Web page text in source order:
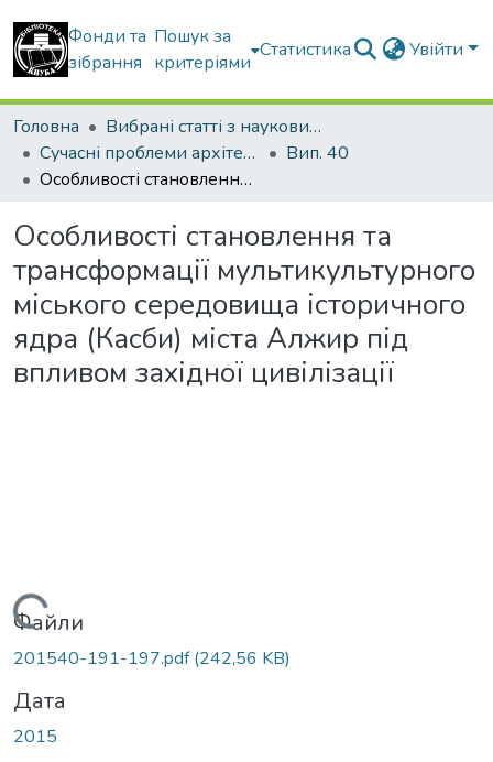
Фонди та
зібрання
Пошук за
критеріями
Статистика Увійти
Головна
Вибрані статті з наукових збірників КНУБА
Сучасні проблеми архітектури та містобудування
Вип. 40
Особливості становлення та трансформації мультикультурного міського середовища історичного ядра (Касби) міста Алжир під впливом західної цивілізації
Особливості становлення та
трансформації мультикультурного
міського середовища історичного
ядра (Касби) міста Алжир під
впливом західної цивілізації
Вантажиться...
Файли
201540-191-197.pdf(242,56 KB)
Дата
2015